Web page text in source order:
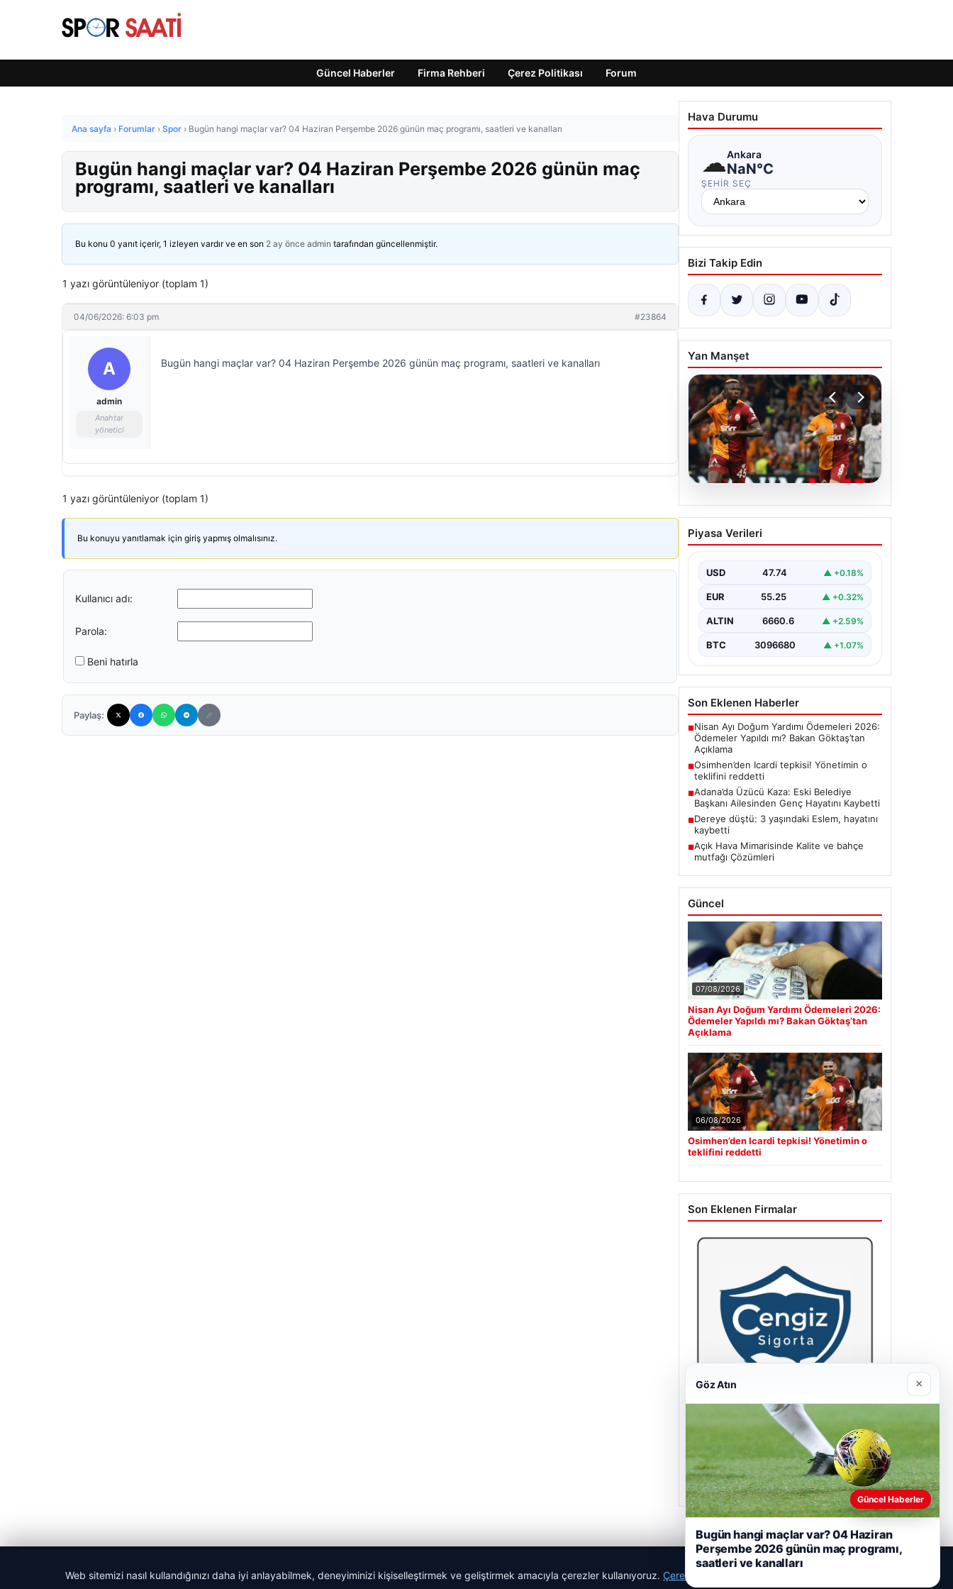
Güncel Haberler Firma Rehberi Çerez Politikası Forum
Ana sayfa › Forumlar › Spor › Bugün hangi maçlar var? 04 Haziran Perşembe 2026 günün maç programı, saatleri ve kanalları
Bugün hangi maçlar var? 04 Haziran Perşembe 2026 günün maç
programı, saatleri ve kanalları
Bu konu 0 yanıt içerir, 1 izleyen vardır ve en son 2 ay önce admin tarafından güncellenmiştir.
1 yazı görüntüleniyor (toplam 1)
04/06/2026: 6:03 pm #23864
A
admin
Anahtar
yönetici
Bugün hangi maçlar var? 04 Haziran Perşembe 2026 günün maç programı, saatleri ve kanalları
1 yazı görüntüleniyor (toplam 1)
Bu konuyu yanıtlamak için giriş yapmış olmalısınız.
Kullanıcı adı:
Parola:
Beni hatırla
Paylaş:
Hava Durumu
☁Ankara
NaN°C
ŞEHIR SEÇ
Bizi Takip Edin
Yan Manşet
06.08.2026
Osimhen’den Icardi
tepkisi! Yönetimin o
Piyasa Verileri
USD 47.74 ▲ +0.18%
EUR 55.25 ▲ +0.32%
ALTIN 6660.6 ▲ +2.59%
BTC 3096680 ▲ +1.07%
Son Eklenen Haberler
■Nisan Ayı Doğum Yardımı Ödemeleri 2026:
Ödemeler Yapıldı mı? Bakan Göktaş’tan
Açıklama
■Osimhen’den Icardi tepkisi! Yönetimin o
teklifini reddetti
■Adana’da Üzücü Kaza: Eski Belediye
Başkanı Ailesinden Genç Hayatını Kaybetti
■Dereye düştü: 3 yaşındaki Eslem, hayatını
kaybetti
■Açık Hava Mimarisinde Kalite ve bahçe
mutfağı Çözümleri
Güncel
07/08/2026
Nisan Ayı Doğum Yardımı Ödemeleri 2026:
Ödemeler Yapıldı mı? Bakan Göktaş’tan
Açıklama
06/08/2026
Osimhen’den Icardi tepkisi! Yönetimin o
teklifini reddetti
Son Eklenen Firmalar
23/06/2026
Web sitemizi nasıl kullandığınızı daha iyi anlayabilmek, deneyiminizi kişiselleştirmek ve geliştirmek amacıyla çerezler kullanıyoruz. Çerez Politikamız
Göz Atın ×
Güncel Haberler
Bugün hangi maçlar var? 04 Haziran
Perşembe 2026 günün maç programı,
saatleri ve kanalları